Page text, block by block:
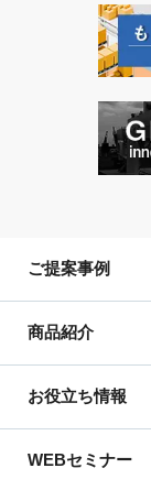
ご提案事例
商品紹介
お役立ち情報
WEBセミナー